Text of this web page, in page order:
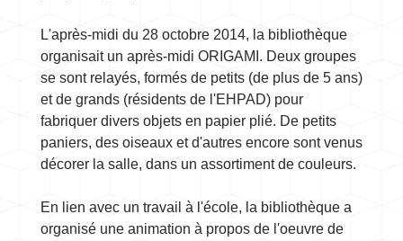
L'après-midi du 28 octobre 2014, la bibliothèque
organisait un après-midi ORIGAMI. Deux groupes
se sont relayés, formés de petits (de plus de 5 ans)
et de grands (résidents de l'EHPAD) pour
fabriquer divers objets en papier plié. De petits
paniers, des oiseaux et d'autres encore sont venus
décorer la salle, dans un assortiment de couleurs.
En lien avec un travail à l'école, la bibliothèque a
organisé une animation à propos de l'oeuvre de